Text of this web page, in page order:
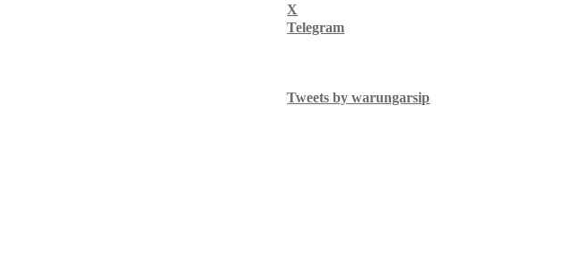
X
Telegram
Tweets by warungarsip